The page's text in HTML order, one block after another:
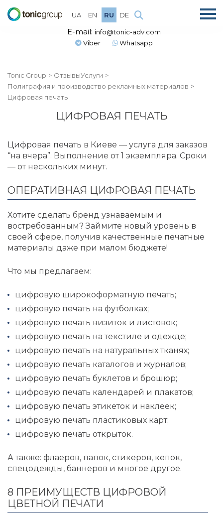
UA EN RU DE
E-mail: info@tonic-adv.com
Viber
Whatsapp
Tonic Group ОтзывыУслуги
Полиграфия и производство рекламных материалов
Цифровая печать
ЦИФРОВАЯ ПЕЧАТЬ
Цифровая печать в Киеве — услуга для заказов
“на вчера”. Выполнение от 1 экземпляра. Сроки
— от нескольких минут.
ОПЕРАТИВНАЯ ЦИФРОВАЯ ПЕЧАТЬ
Хотите сделать бренд узнаваемым и
востребованным? Займите новый уровень в
своей сфере, получив качественные печатные
материалы даже при малом бюджете!
Что мы предлагаем:
цифровую широкоформатную печать;
цифровую печать на футболках;
цифровую печать визиток и листовок;
цифровую печать на текстиле и одежде;
цифровую печать на натуральных тканях;
цифровую печать каталогов и журналов;
цифровую печать буклетов и брошюр;
цифровую печать календарей и плакатов;
цифровую печать этикеток и наклеек;
цифровую печать пластиковых карт;
цифровую печать открыток.
А также: флаеров, папок, стикеров, кепок,
спецодежды, баннеров и многое другое.
8 ПРЕИМУЩЕСТВ ЦИФРОВОЙ
ЦВЕТНОЙ ПЕЧАТИ